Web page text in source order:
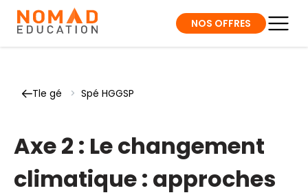
NOS OFFRES
Tle gé > Spé HGGSP
Axe 2 : Le changement
climatique : approches